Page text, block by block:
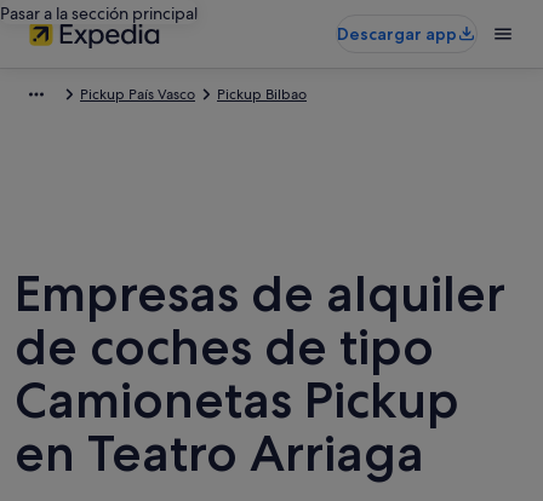
Pasar a la sección principal
Descargar app
Pickup País Vasco Pickup Bilbao
Empresas de alquiler
de coches de tipo
Camionetas Pickup
en Teatro Arriaga